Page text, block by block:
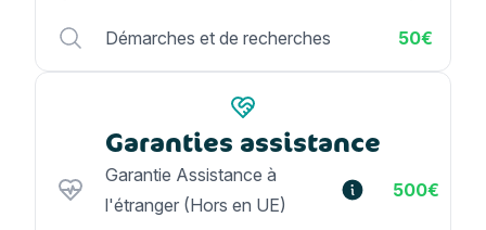
Démarches et de recherches 50€
Garanties assistance
Garantie Assistance à
l'étranger (Hors en UE)
500€